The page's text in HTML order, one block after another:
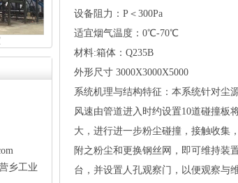
乡工业
设备阻力：P＜300Pa
适宜烟气温度：0℃-70℃
材料:箱体：Q235B
外形尺寸3000X3000X5000
系统机理与结构特征：本系统针对尘
风速由管道进入时约设置10道碰撞板
大，进行进一步粉尘碰撞，接触收集
附之粉尘和更换钢丝网，即可维持装
台，并设置人孔观察门，以便观察与维